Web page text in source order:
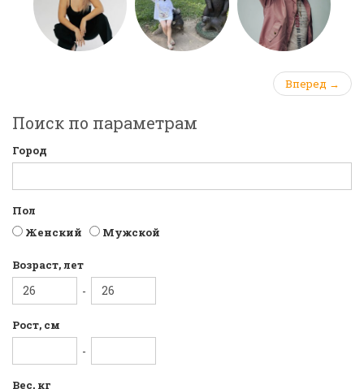
Вперед →
Поиск по параметрам
Город
Пол
Женский
Мужской
Возраст, лет
-
Рост, см
-
Вес, кг